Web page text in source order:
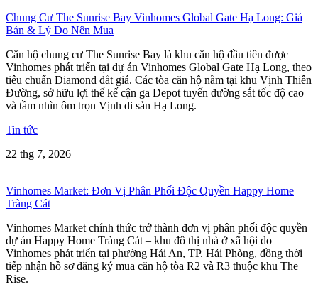
Chung Cư The Sunrise Bay Vinhomes Global Gate Hạ Long: Giá
Bán & Lý Do Nên Mua
Căn hộ chung cư The Sunrise Bay là khu căn hộ đầu tiên được
Vinhomes phát triển tại dự án Vinhomes Global Gate Hạ Long, theo
tiêu chuẩn Diamond đắt giá. Các tòa căn hộ nằm tại khu Vịnh Thiên
Đường, sở hữu lợi thế kế cận ga Depot tuyến đường sắt tốc độ cao
và tầm nhìn ôm trọn Vịnh di sản Hạ Long.
Tin tức
22 thg 7, 2026
Vinhomes Market: Đơn Vị Phân Phối Độc Quyền Happy Home
Tràng Cát
Vinhomes Market chính thức trở thành đơn vị phân phối độc quyền
dự án Happy Home Tràng Cát – khu đô thị nhà ở xã hội do
Vinhomes phát triển tại phường Hải An, TP. Hải Phòng, đồng thời
tiếp nhận hồ sơ đăng ký mua căn hộ tòa R2 và R3 thuộc khu The
Rise.